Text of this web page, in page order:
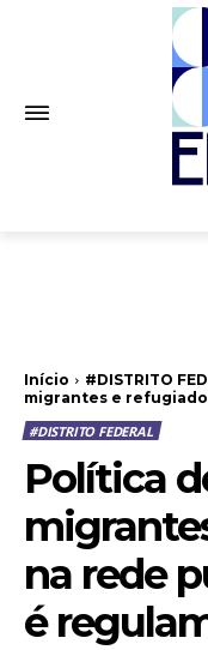
Início #DISTRITO
migrantes e
#DISTRITO FEDERAL
Política
na rede
é